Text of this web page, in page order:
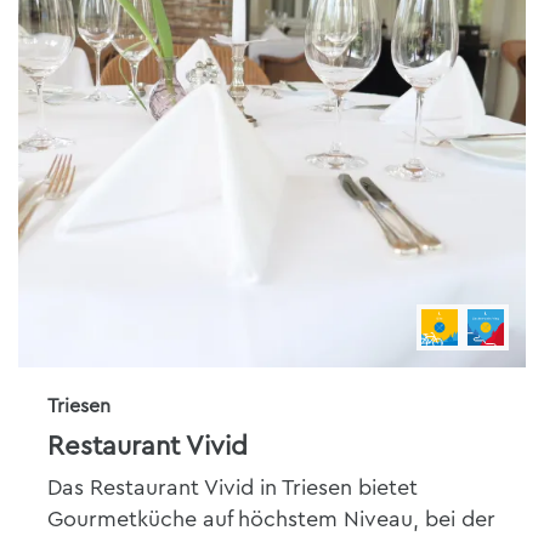
Triesen
Restaurant Vivid
Das Restaurant Vivid in Triesen bietet
Gourmetküche auf höchstem Niveau, bei der